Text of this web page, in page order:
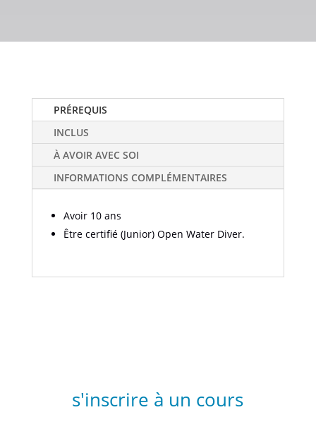
PRÉREQUIS
INCLUS
À AVOIR AVEC SOI
INFORMATIONS COMPLÉMENTAIRES
Avoir 10 ans
Être certifié (Junior) Open Water Diver.
s'inscrire à un cours